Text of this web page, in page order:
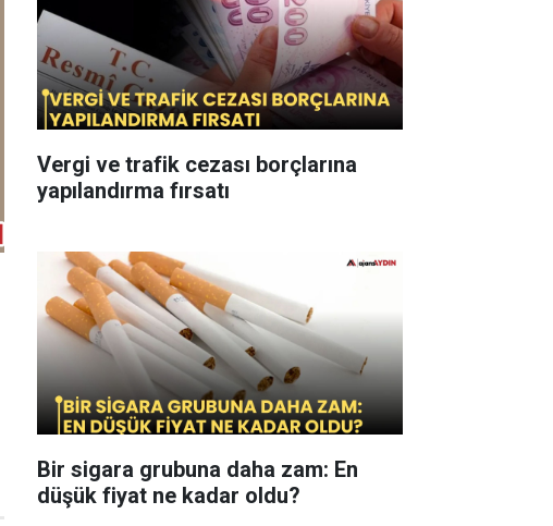
Vergi ve trafik cezası borçlarına
yapılandırma fırsatı
Bir sigara grubuna daha zam: En
düşük fiyat ne kadar oldu?